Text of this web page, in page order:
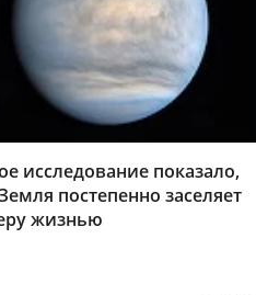
исследование показало,
постепенно заселяет
жизнью